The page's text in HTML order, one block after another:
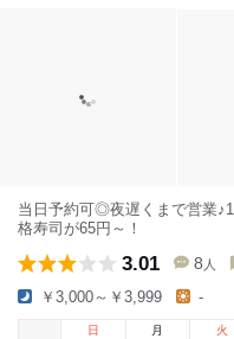
当日予約可◎夜遅くまで営業
格寿司が65円～！
3.01 8 人
￥3,000～￥3,999 -
日
月 火